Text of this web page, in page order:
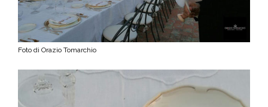
Foto di Orazio Tomarchio